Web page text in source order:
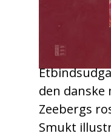
den danske
Zeebergs
Smukt